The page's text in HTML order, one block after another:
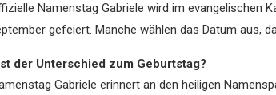
Namenstag Gabriele wird im evangelischen
gefeiert. Manche wählen das Datum aus,
der Unterschied zum Geburtstag?
Gabriele erinnert an den heiligen